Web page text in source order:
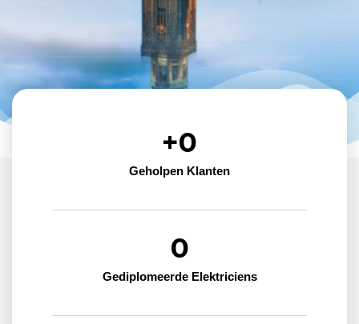
Geholpen Klanten
+0
Gediplomeerde Elektriciens
0